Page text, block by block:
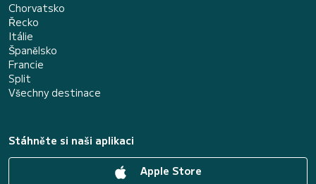
Chorvatsko
Řecko
Itálie
Španělsko
Francie
Split
Všechny destinace
Stáhněte si naši aplikaci
Apple Store